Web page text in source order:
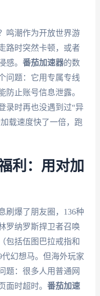
鸣潮作为开放世界游
路时突然卡顿，或者
感。 番茄加速器的数
问题：它用专属专线
防止账号信息泄露。
录时再也没遇到过“异
载速度快了一倍，跑
利：用对加
刷爆了朋友圈，136种
纳罗斯捍卫者召唤
包括伍图巴拉戒指和
幻想马。但海外玩家
题：很多人用普通网
面时超时。 番茄加速